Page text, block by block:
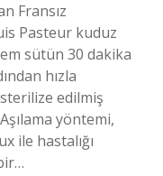
Fransız
Pasteur kuduz
sütün 30 dakika
hızla
edilmiş
yöntemi,
ile hastalığı